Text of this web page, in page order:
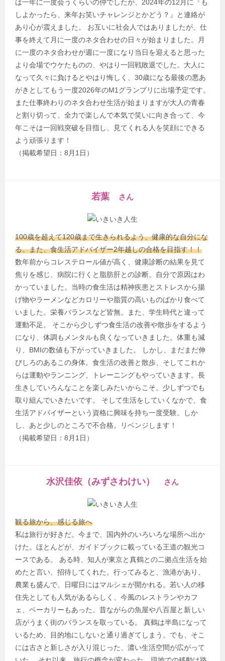
は一年に一度会うくらいの仲でしたが、2024年の12月に『も
しよかったら、来年お笑いチャレンジとかどう？』と連絡が
あり心が震えました。 お互いに社会人ではありましたが、仕
事を終えて月に一度のネタ合わせの日々が始まりました。月
に一度のネタ合わせが週に一度になり当日を迎えると思った
より会場でウケたものの、やはり一回戦敗退でした。大人に
なって久々に負けるとやはり悔しく、30歳になる最後の悪あ
がきとしてもう一度2026年のM1グランプリに出場予定です。
また仕事終わりのネタ合わせ生活が始まりますが大人の青春
と割り切って、全力で楽しんで本気で笑いに向き合って、今
年こそは一回戦突破を目指し、見てくれる人を笑顔にできる
よう頑張ります！
（掲載希望日：8月1日）
若葉 さん
100歳を超えて120歳まで生きられるよう、健康的な自分にな
る。また、食生活アドバイザー2年越しの合格を目指す！！
数年前からコレステロール値が高く、健康診断の結果を見て
焦りを感じ、病院に行くと脂肪肝との診断。自分で原因はわ
かっていました。当時の食生活は精神疾患とストレスから揚
げ物やラーメンなどカロリーや脂質の高いものばかり食べて
いました。栄養バランスなど皆無。また、学生時代と違って
運動不足。 そこから少しずつ食生活の改善や散歩をするよう
になり、体調もメンタルも良くなっていきました。体重も減
り、BMIの数値も下がっていきました。 しかし、まだまだ伸
びしろのあるこの身体。食生活の改善と散歩、そしてこれか
らは運動やランニング、トレーニングもやっていきます。長
生きしていろんなことを楽しみたいからこそ。少しずつでも
取り組んでいきたいです。 そして生活をしていくなかで、食
生活アドバイザーという資格に興味を持ち一度受験。しか
し、あと少しのところで不合格。リベンジします！
（掲載希望日：8月1日）
水沢佳依（みずさわけい） さん
観る旅から、感じる旅へ
私は旅行が好きだ。今まで、国内外のいろいろな場所へ出か
けた。ほとんどが、ガイドブックに載っている王道の観光コ
ースである。 ある時、知人が東京と真鶴との二拠点生活を始
めたと言い、招待してくれた。行ってみると、漁港があり、
農業も盛んで、日曜日にはマルシェが開かれる。若い人の移
住先としても人気があるらしく、今風のレストランやカフ
ェ、ベーカリーもあった。昔ながらの魚屋や八百屋と新しい
店がうまく街のバランスを取っている。 真鶴は半島になって
いるため、目的地にしないと通り過ぎてしまう。でも、そこ
には古さと新しさが入り混じった、濃い生活空間が広がって